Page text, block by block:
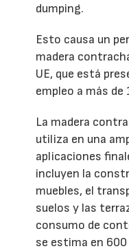
dumping.
Esto causa un
madera
UE, que está
empleo a más de
La madera
utiliza en una
aplicaciones
incluyen la
muebles, el
suelos y las
consumo de
se estima en